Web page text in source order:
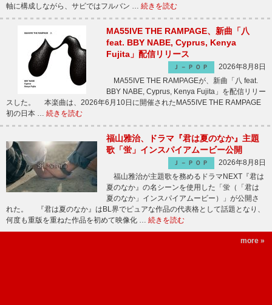
軸に構成しながら、サビではフルバン … 続きを読む
MA55IVE THE RAMPAGE、新曲「八
feat. BBY NABE, Cyprus, Kenya
Fujita」配信リリース
Ｊ－ＰＯＰ
2026年8月8日
MA55IVE THE RAMPAGEが、新曲「八 feat.
BBY NABE, Cyprus, Kenya Fujita」を配信リリー
スした。 本楽曲は、2026年6月10日に開催されたMA55IVE THE RAMPAGE
初の日本 … 続きを読む
福山雅治、ドラマ『君は夏のなか』主題
歌「蛍」インスパイアムービー公開
Ｊ－ＰＯＰ
2026年8月8日
福山雅治が主題歌を務めるドラマNEXT『君は
夏のなか』の名シーンを使用した「蛍（「君は
夏のなか」インスパイアムービー）」が公開さ
れた。 『君は夏のなか』はBL界でピュアな作品の代表格として話題となり、
何度も重版を重ねた作品を初めて映像化 … 続きを読む
more »